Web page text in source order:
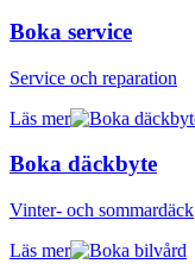
Boka service
Service och reparation
Läs mer
Boka däckbyte
Vinter- och sommardäck
Läs mer